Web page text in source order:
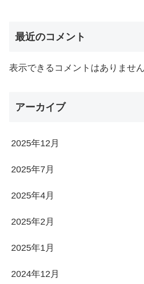
最近のコメント
表示できるコメントはありません
アーカイブ
2025年12月
2025年7月
2025年4月
2025年2月
2025年1月
2024年12月